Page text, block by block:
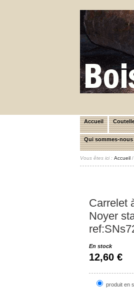
Accueil
Qui sommes-nous
Vous êtes ici : Accueil /
Carrelet
Noyer
En stock
12,60 €
produit en